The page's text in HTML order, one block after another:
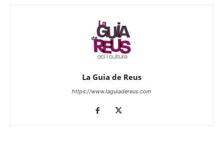
La Guia de Reus
https://www.laguiadereus.com